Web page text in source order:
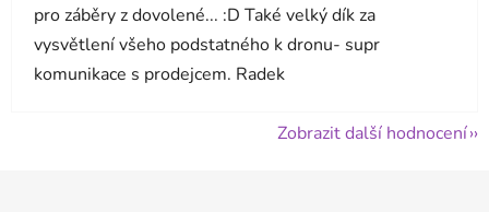
pro záběry z dovolené... :D Také velký dík za
vysvětlení všeho podstatného k dronu- supr
komunikace s prodejcem. Radek
Zobrazit další hodnocení